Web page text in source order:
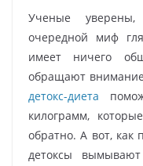
Ученые
очередной миф
имеет ничего
обращают
детокс-диета
килограмм,
обратно. А вот, как
детоксы